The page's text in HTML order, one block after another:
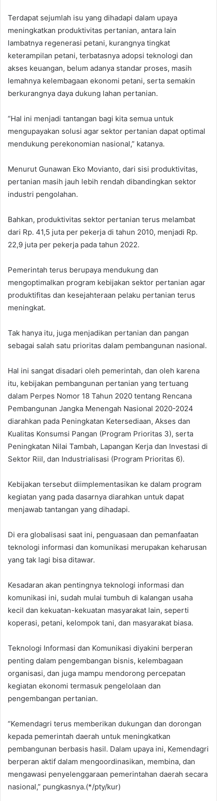
Terdapat sejumlah isu yang dihadapi dalam upaya
meningkatkan produktivitas pertanian, antara lain
lambatnya regenerasi petani, kurangnya tingkat
keterampilan petani, terbatasnya adopsi teknologi dan
akses keuangan, belum adanya standar proses, masih
lemahnya kelembagaan ekonomi petani, serta semakin
berkurangnya daya dukung lahan pertanian.
“Hal ini menjadi tantangan bagi kita semua untuk
mengupayakan solusi agar sektor pertanian dapat optimal
mendukung perekonomian nasional,” katanya.
Menurut Gunawan Eko Movianto, dari sisi produktivitas,
pertanian masih jauh lebih rendah dibandingkan sektor
industri pengolahan.
Bahkan, produktivitas sektor pertanian terus melambat
dari Rp. 41,5 juta per pekerja di tahun 2010, menjadi Rp.
22,9 juta per pekerja pada tahun 2022.
Pemerintah terus berupaya mendukung dan
mengoptimalkan program kebijakan sektor pertanian agar
produktifitas dan kesejahteraan pelaku pertanian terus
meningkat.
Tak hanya itu, juga menjadikan pertanian dan pangan
sebagai salah satu prioritas dalam pembangunan nasional.
Hal ini sangat disadari oleh pemerintah, dan oleh karena
itu, kebijakan pembangunan pertanian yang tertuang
dalam Perpes Nomor 18 Tahun 2020 tentang Rencana
Pembangunan Jangka Menengah Nasional 2020-2024
diarahkan pada Peningkatan Ketersediaan, Akses dan
Kualitas Konsumsi Pangan (Program Prioritas 3), serta
Peningkatan Nilai Tambah, Lapangan Kerja dan Investasi di
Sektor Riil, dan Industrialisasi (Program Prioritas 6).
Kebijakan tersebut diimplementasikan ke dalam program
kegiatan yang pada dasarnya diarahkan untuk dapat
menjawab tantangan yang dihadapi.
Di era globalisasi saat ini, penguasaan dan pemanfaatan
teknologi informasi dan komunikasi merupakan keharusan
yang tak lagi bisa ditawar.
Kesadaran akan pentingnya teknologi informasi dan
komunikasi ini, sudah mulai tumbuh di kalangan usaha
kecil dan kekuatan-kekuatan masyarakat lain, seperti
koperasi, petani, kelompok tani, dan masyarakat biasa.
Teknologi Informasi dan Komunikasi diyakini berperan
penting dalam pengembangan bisnis, kelembagaan
organisasi, dan juga mampu mendorong percepatan
kegiatan ekonomi termasuk pengelolaan dan
pengembangan pertanian.
“Kemendagri terus memberikan dukungan dan dorongan
kepada pemerintah daerah untuk meningkatkan
pembangunan berbasis hasil. Dalam upaya ini, Kemendagri
berperan aktif dalam mengoordinasikan, membina, dan
mengawasi penyelenggaraan pemerintahan daerah secara
nasional,” pungkasnya.(*/pty/kur)